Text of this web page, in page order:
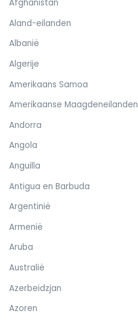
Afghanistan
Aland-eilanden
Albanië
Algerije
Amerikaans Samoa
Amerikaanse Maagdeneilanden
Andorra
Angola
Anguilla
Antigua en Barbuda
Argentinië
Armenië
Aruba
Australië
Azerbeidzjan
Azoren